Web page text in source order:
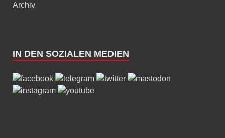
Archiv
IN DEN SOZIALEN MEDIEN